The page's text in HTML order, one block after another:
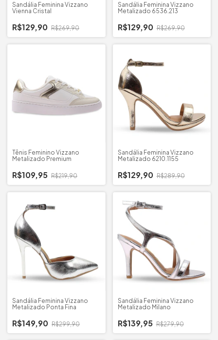
Sandália Feminina Vizzano
Vienna Cristal
R$129,90 R$269,90
Sandália Feminina Vizzano
Metalizado 6536.213
R$129,90 R$269,90
Tênis Feminino Vizzano
Metalizado Premium
R$109,95 R$219,90
Sandália Feminina Vizzano
Metalizado 6210.1155
R$129,90 R$289,90
Sandália Feminina Vizzano
Metalizado Ponta Fina
R$149,90 R$299,90
Sandália Feminina Vizzano
Metalizado Milano
R$139,95 R$279,90